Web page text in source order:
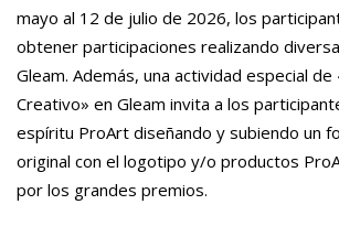
mayo al 12 de julio de 2026, los
obtener participaciones realizando
Gleam. Además, una actividad especial de
Creativo» en Gleam invita a los
espíritu ProArt diseñando y subiendo un
original con el logotipo y/o productos
por los grandes premios.